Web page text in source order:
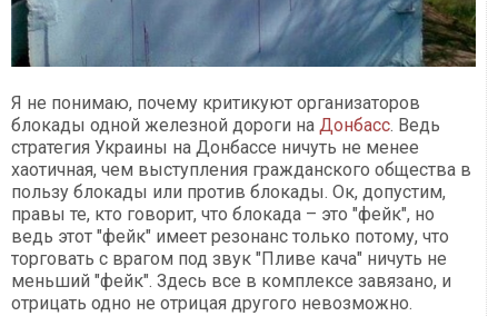
Я не понимаю, почему критикуют организаторов
блокады одной железной дороги на Донбасс. Ведь
стратегия Украины на Донбассе ничуть не менее
хаотичная, чем выступления гражданского общества в
пользу блокады или против блокады. Ок, допустим,
правы те, кто говорит, что блокада – это "фейк", но
ведь этот "фейк" имеет резонанс только потому, что
торговать с врагом под звук "Пливе кача" ничуть не
меньший "фейк". Здесь все в комплексе завязано, и
отрицать одно не отрицая другого невозможно.